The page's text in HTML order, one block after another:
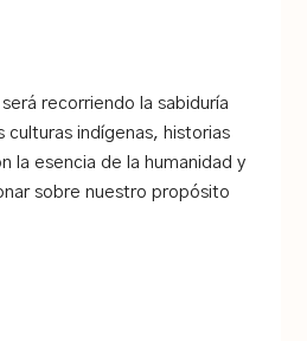
recorriendo la sabiduría
culturas indígenas, historias
la esencia de la humanidad y
sobre nuestro propósito